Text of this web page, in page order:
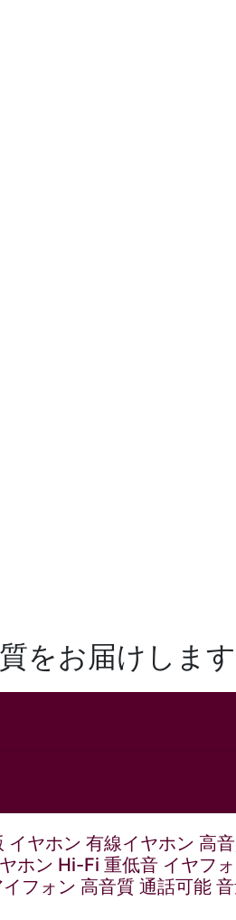
をお届けします
イヤホン 有線イヤホン 高
ホン Hi-Fi 重低音 イヤフ
フォン 高音質 通話可能